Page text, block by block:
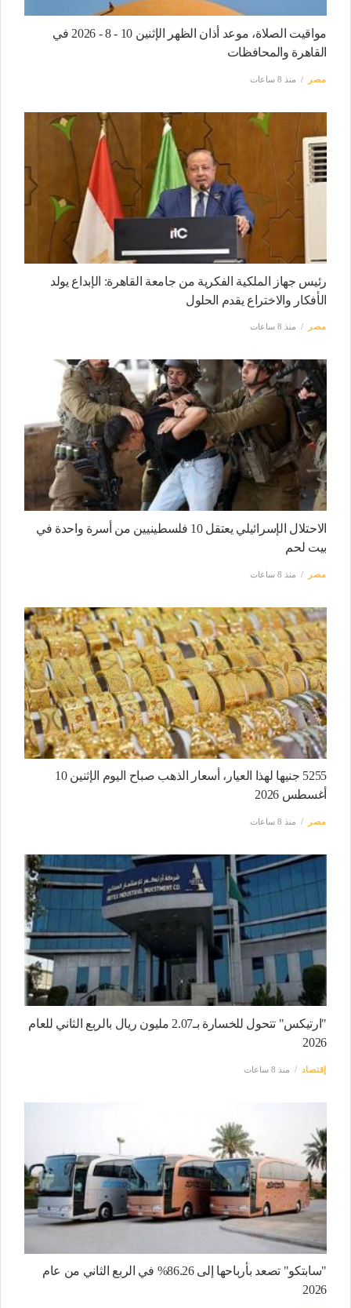
مواقيت الصلاة، موعد أذان الظهر الإثنين 10 - 8 - 2026 في
القاهرة والمحافظات
مصر منذ 8 ساعات
رئيس جهاز الملكية الفكرية من جامعة القاهرة: الإبداع يولد
الأفكار والاختراع يقدم الحلول
مصر منذ 8 ساعات
الاحتلال الإسرائيلي يعتقل 10 فلسطينيين من أسرة واحدة في
بيت لحم
مصر منذ 8 ساعات
5255 جنيها لهذا العيار، أسعار الذهب صباح اليوم الإثنين 10
أغسطس 2026
مصر منذ 8 ساعات
"ارتيكس" تتحول للخسارة بـ2.07 مليون ريال بالربع الثاني للعام
2026
إقتصاد منذ 8 ساعات
"سابتكو" تصعد بأرباحها إلى 86.26% في الربع الثاني من عام
2026